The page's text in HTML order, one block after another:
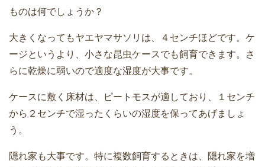
ものは何でしょうか？
大きくなってもヤエヤマサソリは、４センチほどです。ケ
ージというより、小さな昆虫ケースでも飼育できます。さ
らに乾燥に弱いので適度な湿度が大事です。
ケースに敷く床材は、ピートモスが適しており、１センチ
から２センチで湿ったくらいの湿度を保ってあげましょ
う。
隠れ家も大事です。特に複数飼育するときは、隠れ家を増